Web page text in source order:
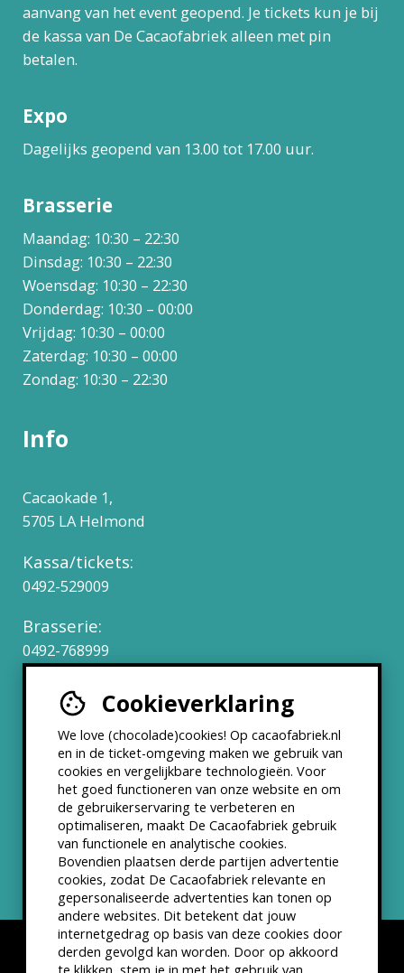
Cookieverklaring
We love (chocolade)cookies! Op cacaofabriek.nl
en in de ticket-omgeving maken we gebruik van
cookies en vergelijkbare technologieën. Voor
het goed functioneren van onze website en om
de gebruikerservaring te verbeteren en
optimaliseren, maakt De Cacaofabriek gebruik
van functionele en analytische cookies.
Bovendien plaatsen derde partijen advertentie
cookies, zodat De Cacaofabriek relevante en
gepersonaliseerde advertenties kan tonen op
andere websites. Dit betekent dat jouw
internetgedrag op basis van deze cookies door
derden gevolgd kan worden. Door op akkoord
te klikken, stem je in met het gebruik van
aanvang van het event geopend. Je tickets kun je bij
de kassa van De Cacaofabriek alleen met pin
betalen.
Expo
Dagelijks geopend van 13.00 tot 17.00 uur.
Brasserie
Maandag: 10:30 – 22:30
Dinsdag: 10:30 – 22:30
Woensdag: 10:30 – 22:30
Donderdag: 10:30 – 00:00
Vrijdag: 10:30 – 00:00
Zaterdag: 10:30 – 00:00
Zondag: 10:30 – 22:30
Info
Cacaokade 1,
5705 LA Helmond
Kassa/tickets:
0492-529009
Brasserie:
0492-768999
Werken bij
Partners & Samenwerkingen
ANBI status
Nieuwsbrief